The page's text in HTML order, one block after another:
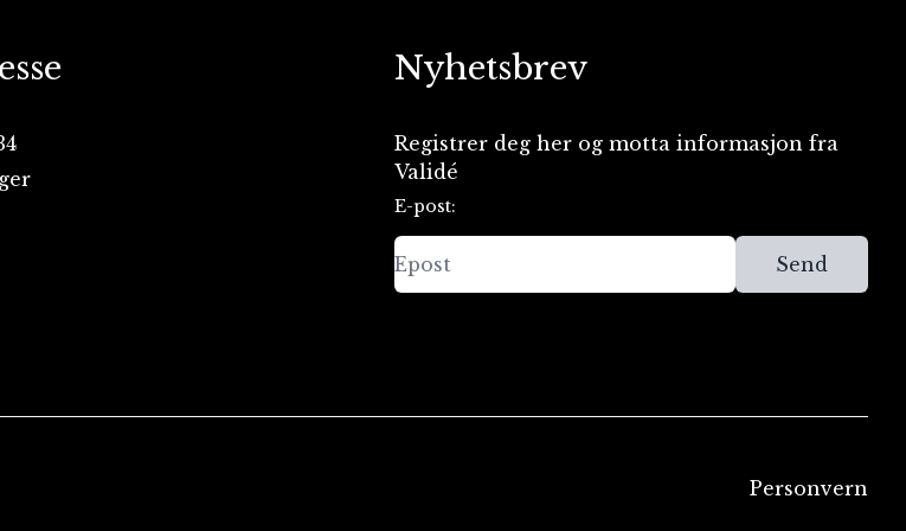
Nyhetsbrev
Registrer deg her og motta informasjon fra
Validé
E-post:
Send
Personvern